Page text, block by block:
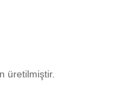
üretilmiştir.